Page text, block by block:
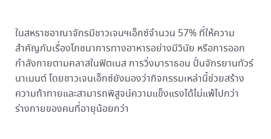
ในสหราชอาณาจักรมีชาวเจนฯเอ็กซ์จำนวน 57% ที่ให้ความ
สำคัญกับเรื่องโภชนาการทางอาหารอย่างมีวินัย หรือการออก
กำลังกายตามคลาสในฟิตเนส การวิ่งมาราธอน ปั่นจักรยานทัวร์
นาเมนต์ โดยชาวเจนเอ็กซ์ยังมองว่ากิจกรรมเหล่านี้ช่วยสร้าง
ความท้าทายและสามารถพิสูจน์ความแข็งแรงได้ไม่แพ้ไปกว่า
ร่างกายของคนที่อายุน้อยกว่า